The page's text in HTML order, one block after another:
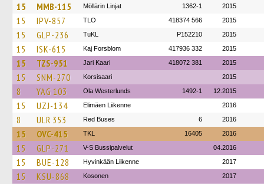
15 MMB-115 Möllärin Linjat 1362-1 2015
15 IPV-857 TLO 418374 566 2015
15 GLP-236 TuKL P152210 2015
15 ISK-615 Kaj Forsblom 417936 332 2015
15 TZS-951 Jari Kaari 418072 381 2015
15 SNM-270 Korsisaari 2015
8 YAG 103 Ola Westerlunds 1492-1 12.2015
15 UZJ-134 Elimäen Liikenne 2016
8 ULR 353 Red Buses 6 2016
15 OVC-415 TKL 16405 2016
15 GLP-271 V-S Bussipalvelut 04.2016
15 BUE-128 Hyvinkään Liikenne 2017
15 KSU-868 Kosonen 2017